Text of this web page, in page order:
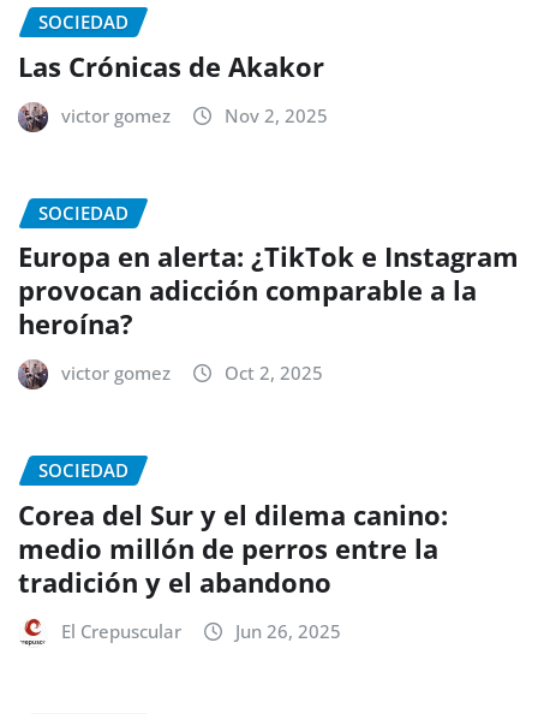
SOCIEDAD
Las Crónicas de Akakor
victor gomez Nov 2, 2025
SOCIEDAD
Europa en alerta: ¿TikTok e Instagram
provocan adicción comparable a la
heroína?
victor gomez Oct 2, 2025
SOCIEDAD
Corea del Sur y el dilema canino:
medio millón de perros entre la
tradición y el abandono
El Crepuscular Jun 26, 2025